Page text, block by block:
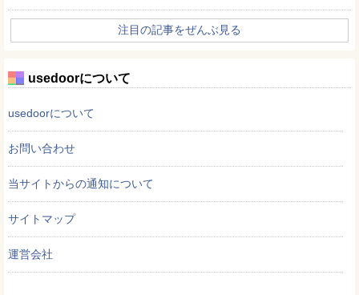
注目の記事をぜんぶ見る
usedoorについて
usedoorについて
お問い合わせ
当サイトからの通知について
サイトマップ
運営会社